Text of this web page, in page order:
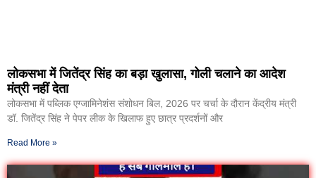
लोकसभा में जितेंद्र सिंह का बड़ा खुलासा, गोली चलाने का आदेश
मंत्री नहीं देता
लोकसभा में पब्लिक एग्जामिनेशंस संशोधन बिल, 2026 पर चर्चा के दौरान केंद्रीय मंत्री
डॉ. जितेंद्र सिंह ने पेपर लीक के खिलाफ हुए छात्र प्रदर्शनों और
Read More »